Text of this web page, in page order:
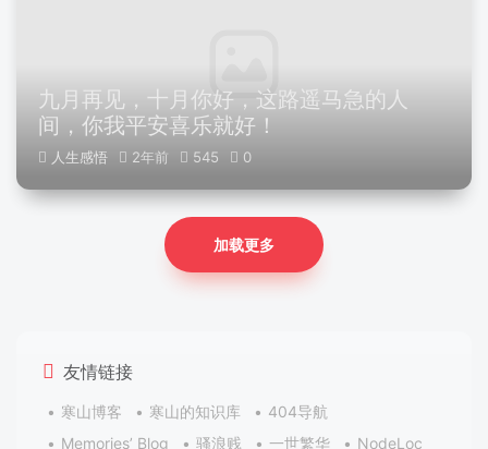
九月再见，十月你好，这路遥马急的人
间，你我平安喜乐就好！
人生感悟 2年前 545 0
加载更多
友情链接
寒山博客 寒山的知识库
404导航
Memories’ Blog
骚浪贱 一世繁华 NodeLoc